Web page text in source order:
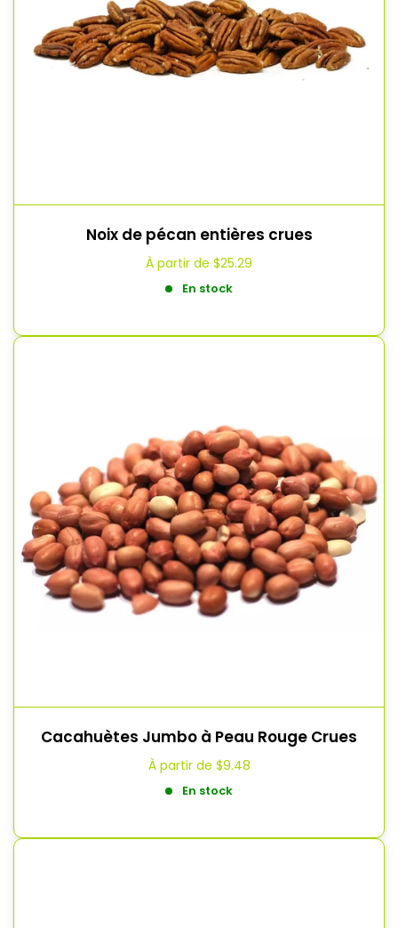
Noix de pécan entières crues
À partir de $25.29
En stock
Cacahuètes Jumbo à Peau Rouge Crues
À partir de $9.48
En stock